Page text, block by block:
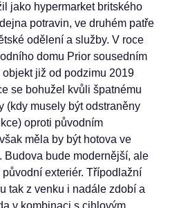
jako hypermarket britského
potravin, ve druhém patře
odělení a služby. V roce
domu Prior sousedním
již od podzimu 2019
se bohužel kvůli špatnému
(kdy musely být odstraněny
oproti původním
měla by být hotova ve
Budova bude modernější, ale
exteriér. Třípodlažní
tak z venku i nadále zdobí a
v kombinaci s cihlovým